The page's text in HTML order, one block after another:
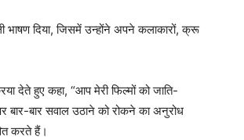
भाषण दिया, जिसमें उन्होंने अपने कलाकारों, क्रू
देते हुए कहा, “आप मेरी फिल्मों को जाति-
बार-बार सवाल उठाने को रोकने का अनुरोध
करते हैं।